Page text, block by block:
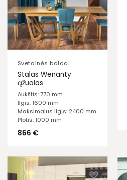
Svetainės baldai
Stalas Wenanty
ąžuolas
Aukštis: 770 mm
Ilgis: 1600 mm
Maksimalus ilgis: 2400 mm
Plotis: 1000 mm
866 €